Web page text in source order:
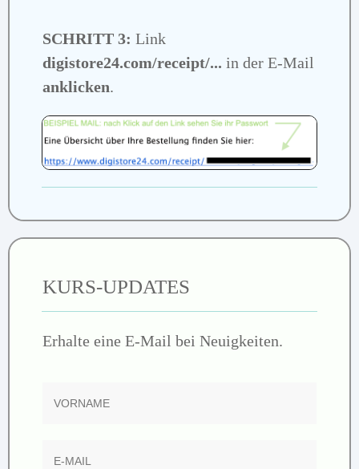
SCHRITT 3: Link
digistore24.com/receipt/... in der E-Mail
anklicken.
KURS-UPDATES
Erhalte eine E-Mail bei Neuigkeiten.